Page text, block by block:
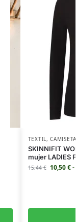
TEXTIL,
SKINNIFIT
mujer LADIES
15,44€ 10,50€-